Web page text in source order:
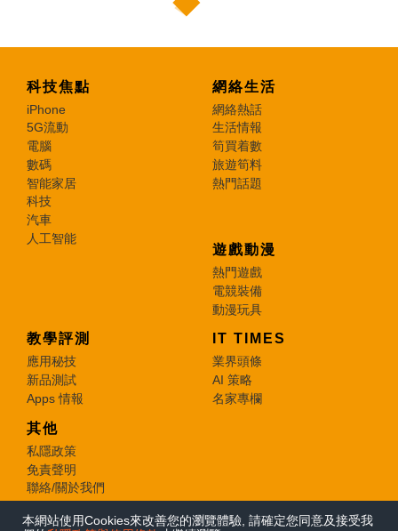
本網站使用Cookies來改善您的瀏覽體驗, 請確定您同意及接受我
科技焦點
iPhone
5G流動
電腦
數碼
智能家居
科技
汽車
人工智能
網絡生活
網絡熱話
生活情報
筍買着數
旅遊筍料
熱門話題
遊戲動漫
熱門遊戲
電競裝備
動漫玩具
教學評測
應用秘技
新品測試
Apps 情報
IT TIMES
業界頭條
AI 策略
名家專欄
其他
私隱政策
免責聲明
聯絡/關於我們
© 2026 e-zone. All Rights Reserved.